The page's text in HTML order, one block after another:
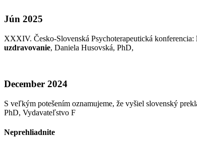
Jún 2025
XXXIV. Česko-Slovenská Psychoterapeutická konferencia:
uzdravovanie, Daniela Husovská, PhD,
December 2024
S veľkým potešením oznamujeme, že vyšiel slovenský
PhD, Vydavateľstvo F
Neprehliadnite